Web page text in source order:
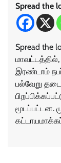
Spread the
Spread the
இரண்டாம்
பல்வேறு
மூடப்பட்டன.